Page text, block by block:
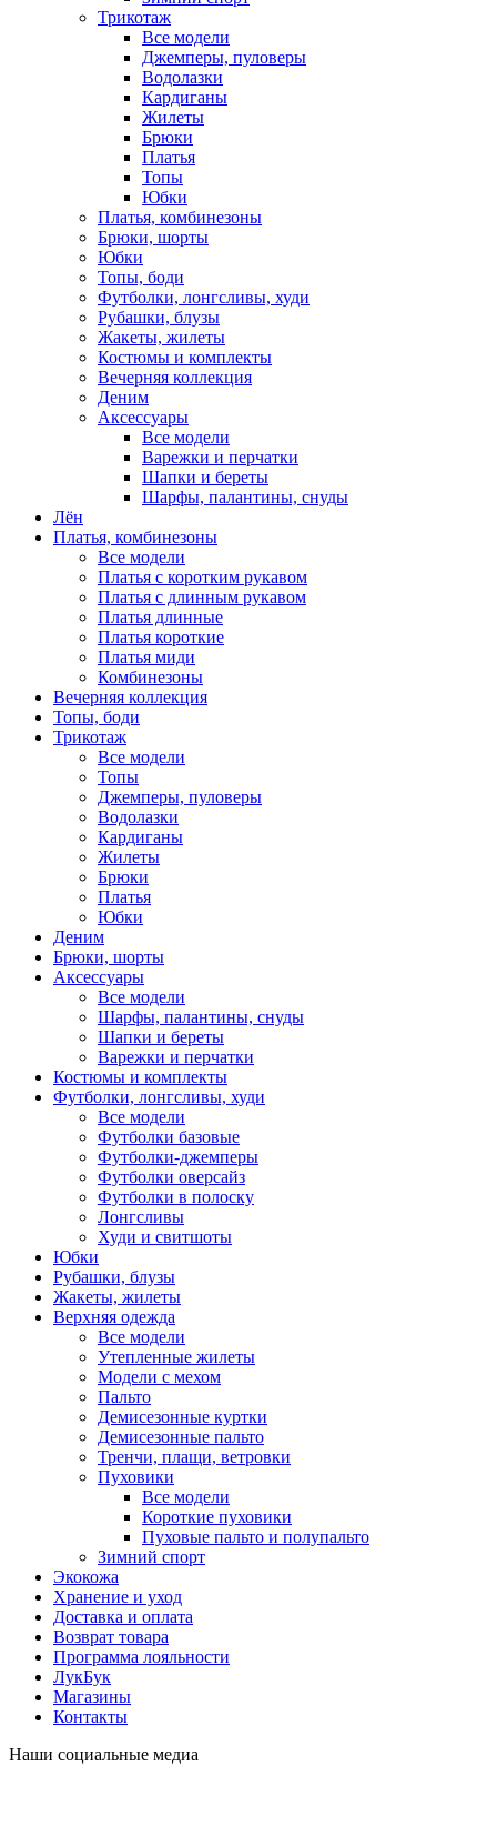
Трикотаж
Все модели
Джемперы, пуловеры
Водолазки
Кардиганы
Жилеты
Брюки
Платья
Топы
Юбки
Платья, комбинезоны
Брюки, шорты
Юбки
Топы, боди
Футболки, лонгсливы, худи
Рубашки, блузы
Жакеты, жилеты
Костюмы и комплекты
Вечерняя коллекция
Деним
Аксессуары
Все модели
Варежки и перчатки
Шапки и береты
Шарфы, палантины, снуды
Лён
Платья, комбинезоны
Все модели
Платья с коротким рукавом
Платья с длинным рукавом
Платья длинные
Платья короткие
Платья миди
Комбинезоны
Вечерняя коллекция
Топы, боди
Трикотаж
Все модели
Топы
Джемперы, пуловеры
Водолазки
Кардиганы
Жилеты
Брюки
Платья
Юбки
Деним
Брюки, шорты
Аксессуары
Все модели
Шарфы, палантины, снуды
Шапки и береты
Варежки и перчатки
Костюмы и комплекты
Футболки, лонгсливы, худи
Все модели
Футболки базовые
Футболки-джемперы
Футболки оверсайз
Футболки в полоску
Лонгсливы
Худи и свитшоты
Юбки
Рубашки, блузы
Жакеты, жилеты
Верхняя одежда
Все модели
Утепленные жилеты
Модели с мехом
Пальто
Демисезонные куртки
Демисезонные пальто
Тренчи, плащи, ветровки
Пуховики
Все модели
Короткие пуховики
Пуховые пальто и полупальто
Зимний спорт
Экокожа
Хранение и уход
Доставка и оплата
Возврат товара
Программа лояльности
ЛукБук
Магазины
Контакты
Наши социальные медиа